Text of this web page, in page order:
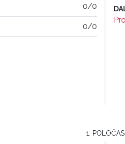
0/0
0/0
1. POLOČAS